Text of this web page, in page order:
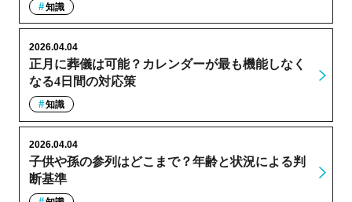
知識
正月に葬儀は可能？カレンダーが最も機能しなく
なる4日間の対応策
2026.04.04
知識
子供や孫の参列はどこまで？年齢と状況による判
断基準
2026.04.04